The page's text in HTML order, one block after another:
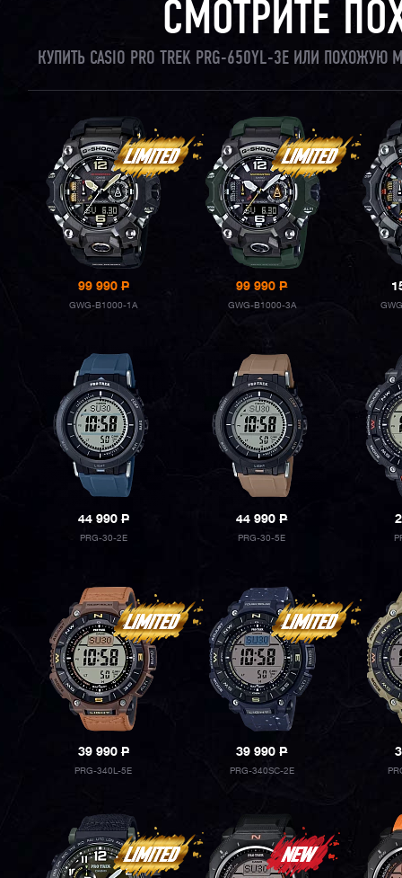
СМОТРИТЕ
КУПИТЬ CASIO PRO TREK PRG-650YL-3E ИЛИ
99 990P
GWG-B1000-1A
99 990P
GWG-B1000-3A
44 990P
PRG-30-2E
44 990P
PRG-30-5E
39 990P
PRG-340L-5E
39 990P
PRG-340SC-2E